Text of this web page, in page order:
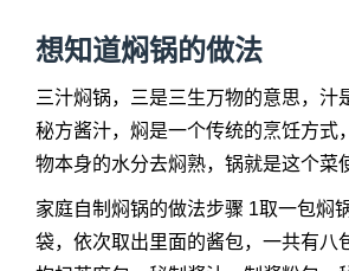
想知道焖锅的做法
三汁焖锅，三是三生万物的意思，汁
秘方酱汁，焖是一个传统的烹饪方式
物本身的水分去焖熟，锅就是这个菜
家庭自制焖锅的做法步骤 1取一包焖
袋，依次取出里面的酱包，一共有八